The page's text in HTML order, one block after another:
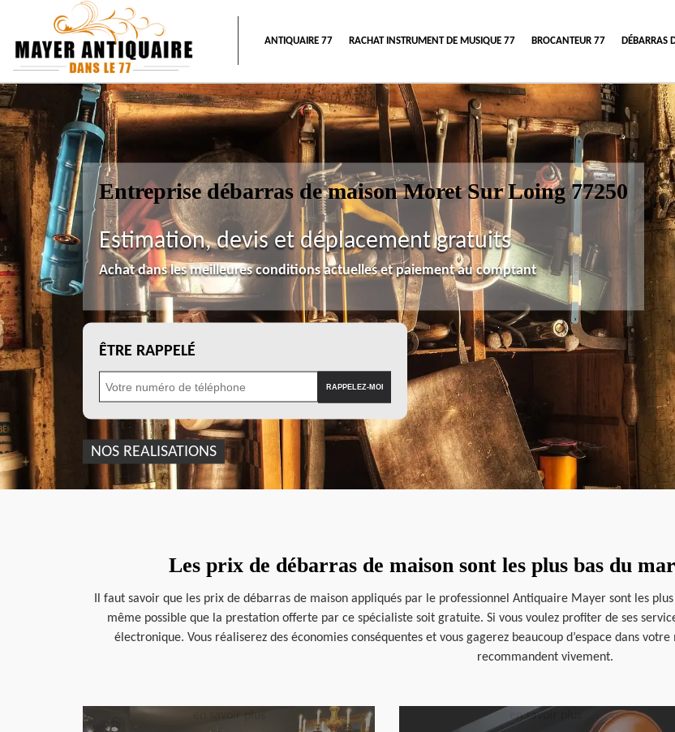
ANTIQUAIRE 77 RACHAT INSTRUMENT DE MUSIQUE 77 BROCANTEUR 77 DÉBARRAS
Entreprise débarras de maison Moret Sur Loing 77250
Estimation, devis et déplacement gratuits
Achat dans les meilleures conditions actuelles et paiement au comptant
ÊTRE RAPPELÉ
NOS REALISATIONS
Les prix de débarras de maison sont les plus bas du
Il faut savoir que les prix de débarras de maison appliqués par le professionnel Antiquaire Mayer sont les
même possible que la prestation offerte par ce spécialiste soit gratuite. Si vous voulez profiter de ses
électronique. Vous réaliserez des économies conséquentes et vous gagerez beaucoup d’espace dans
recommandent vivement.
en savoir plus